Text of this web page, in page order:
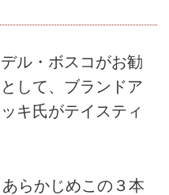
ル・ボスコがお勧
して、ブランドア
キ氏がテイスティ
らかじめこの３本